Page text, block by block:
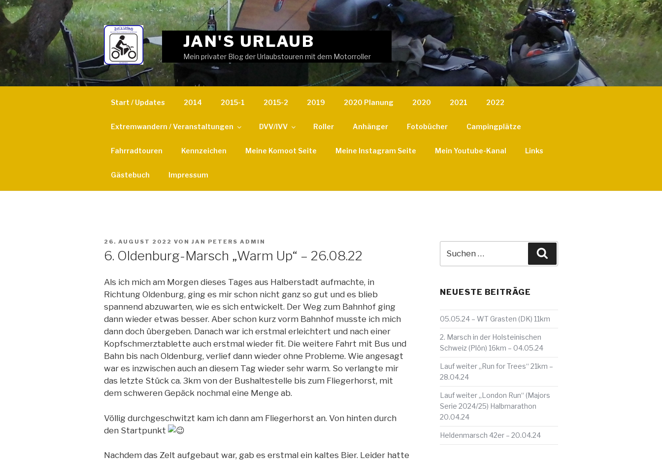
Weiter
zum
Inhalt
JAN'S URLAUB
Mein privater Blog der Urlaubstouren mit dem Motorroller
Start / Updates 2014 2015-1 2015-2 2019 2020 Planung 2020 2021 2022
Extremwandern / Veranstaltungen DVV/IVV Roller Anhänger Fotobücher Campingplätze
Fahrradtouren Kennzeichen Meine Komoot Seite Meine Instagram Seite Mein Youtube-Kanal Links
Gästebuch Impressum
VERÖFFENTLICHT
26. AUGUST 2022 VONJAN PETERS ADMIN
6. Oldenburg-Marsch „Warm Up“ – 26.08.22
Als ich mich am Morgen dieses Tages aus Halberstadt aufmachte, in
Richtung Oldenburg, ging es mir schon nicht ganz so gut und es blieb
spannend abzuwarten, wie es sich entwickelt. Der Weg zum Bahnhof ging
dann wieder etwas besser. Aber schon kurz vorm Bahnhof musste ich mich
dann doch übergeben. Danach war ich erstmal erleichtert und nach einer
Kopfschmerztablette auch erstmal wieder fit. Die weitere Fahrt mit Bus und
Bahn bis nach Oldenburg, verlief dann wieder ohne Probleme. Wie angesagt
war es inzwischen auch an diesem Tag wieder sehr warm. So verlangte mir
das letzte Stück ca. 3km von der Bushaltestelle bis zum Fliegerhorst, mit
dem schweren Gepäck nochmal eine Menge ab.
Völlig durchgeschwitzt kam ich dann am Fliegerhorst an. Von hinten durch
den Startpunkt
Nachdem das Zelt aufgebaut war, gab es erstmal ein kaltes Bier. Leider hatte
nach:
NEUESTE BEITRÄGE
05.05.24 – WT Grasten (DK) 11km
2. Marsch in der Holsteinischen
Schweiz (Plön) 16km – 04.05.24
Lauf weiter „Run for Trees“ 21km –
28.04.24
Lauf weiter „London Run“ (Majors
Serie 2024/25) Halbmarathon
20.04.24
Heldenmarsch 42er – 20.04.24